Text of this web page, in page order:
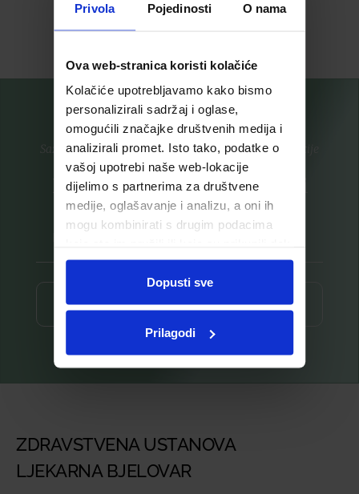
Privola Pojedinosti O nama
Ova web-stranica koristi kolačiće
Kolačiće upotrebljavamo kako bismo
personalizirali sadržaj i oglase,
omogućili značajke društvenih medija i
analizirali promet. Isto tako, podatke o
vašoj upotrebi naše web-lokacije
dijelimo s partnerima za društvene
medije, oglašavanje i analizu, a oni ih
mogu kombinirati s drugim podacima
ste upotrebljavali njihove usluge.
Dopusti sve
Prilagodi
Pročitaj više
Saznajte prvi za nove proizvode i ekskluzivne promocije
Prijavite se na listu za novosti
Prijava ⟶
ZDRAVSTVENA USTANOVA
LJEKARNA BJELOVAR